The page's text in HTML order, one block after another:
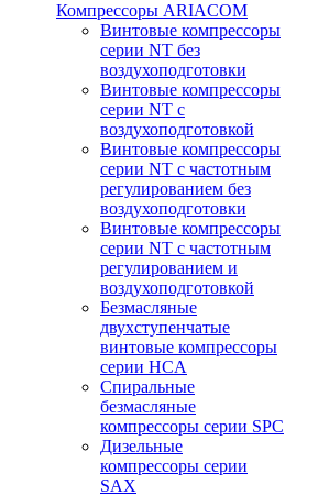
Компрессоры ARIACOM
Винтовые компрессоры
серии NT без
воздухоподготовки
Винтовые компрессоры
серии NT c
воздухоподготовкой
Винтовые компрессоры
серии NT с частотным
регулированием без
воздухоподготовки
Винтовые компрессоры
серии NT с частотным
регулированием и
воздухоподготовкой
Безмасляные
двухступенчатые
винтовые компрессоры
серии HCA
Спиральные
безмасляные
компрессоры серии SPC
Дизельные
компрессоры серии
SAX